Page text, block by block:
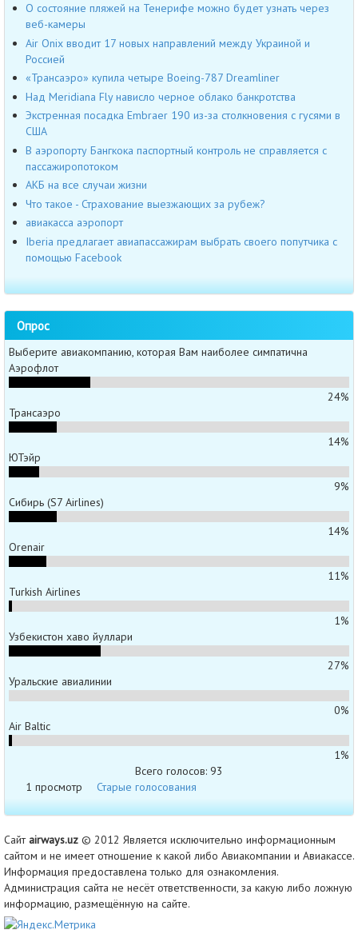
О состояние пляжей на Тенерифе можно будет узнать через
веб-камеры
Air Onix вводит 17 новых направлений между Украиной и
Россией
«Трансаэро» купила четыре Boeing-787 Dreamliner
Над Meridiana Fly нависло черное облако банкротства
Экстренная посадка Embraer 190 из-за столкновения с гусями в
США
В аэропорту Бангкока паспортный контроль не справляется с
пассажиропотоком
АКБ на все случаи жизни
Что такое - Страхование выезжающих за рубеж?
авиакасса аэропорт
Iberia предлагает авиапассажирам выбрать своего попутчика с
помощью Facebook
Опрос
Выберите авиакомпанию, которая Вам наиболее симпатична
Аэрофлот
24%
Трансаэро
14%
ЮТэйр
9%
Сибирь (S7 Airlines)
14%
Orenair
11%
Turkish Airlines
1%
Узбекистон хаво йуллари
27%
Уральские авиалинии
0%
Air Baltic
1%
Всего голосов: 93
1 просмотр
Старые голосования
Сайтairways.uz © 2012 Является исключительно информационным
сайтом и не имеет отношение к какой либо Авиакомпании и Авиакассе.
Информация предоставлена только для ознакомления.
Администрация сайта не несёт ответственности, за какую либо ложную
информацию, размещённую на сайте.